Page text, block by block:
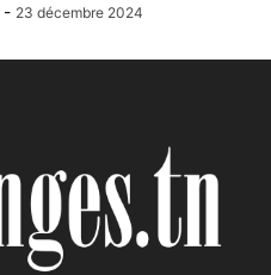
- 23 décembre 2024